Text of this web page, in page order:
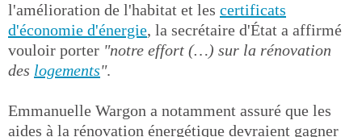
l'amélioration de l'habitat et les certificats
d'économie d'énergie, la secrétaire d'État a affirmé
vouloir porter "notre effort (…) sur la rénovation
des logements".
Emmanuelle Wargon a notamment assuré que les
aides à la rénovation énergétique devraient gagner